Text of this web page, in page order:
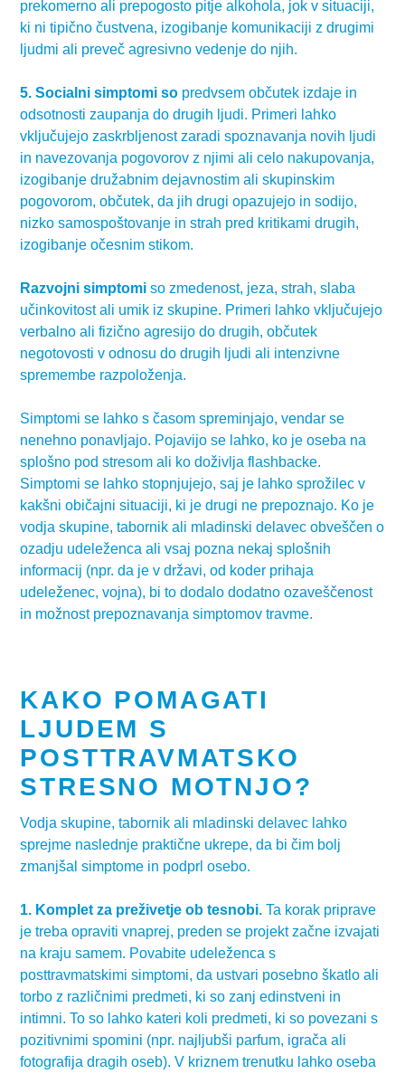
prekomerno ali prepogosto pitje alkohola, jok v situaciji,
ki ni tipično čustvena, izogibanje komunikaciji z drugimi
ljudmi ali preveč agresivno vedenje do njih.
5. Socialni simptomi so predvsem občutek izdaje in
odsotnosti zaupanja do drugih ljudi. Primeri lahko
vključujejo zaskrbljenost zaradi spoznavanja novih ljudi
in navezovanja pogovorov z njimi ali celo nakupovanja,
izogibanje družabnim dejavnostim ali skupinskim
pogovorom, občutek, da jih drugi opazujejo in sodijo,
nizko samospoštovanje in strah pred kritikami drugih,
izogibanje očesnim stikom.
Razvojni simptomi so zmedenost, jeza, strah, slaba
učinkovitost ali umik iz skupine. Primeri lahko vključujejo
verbalno ali fizično agresijo do drugih, občutek
negotovosti v odnosu do drugih ljudi ali intenzivne
spremembe razpoloženja.
Simptomi se lahko s časom spreminjajo, vendar se
nenehno ponavljajo. Pojavijo se lahko, ko je oseba na
splošno pod stresom ali ko doživlja flashbacke.
Simptomi se lahko stopnjujejo, saj je lahko sprožilec v
kakšni običajni situaciji, ki je drugi ne prepoznajo. Ko je
vodja skupine, tabornik ali mladinski delavec obveščen o
ozadju udeleženca ali vsaj pozna nekaj splošnih
informacij (npr. da je v državi, od koder prihaja
udeleženec, vojna), bi to dodalo dodatno ozaveščenost
in možnost prepoznavanja simptomov travme.
KAKO POMAGATI
LJUDEM S
POSTTRAVMATSKO
STRESNO MOTNJO?
Vodja skupine, tabornik ali mladinski delavec lahko
sprejme naslednje praktične ukrepe, da bi čim bolj
zmanjšal simptome in podprl osebo.
1. Komplet za preživetje ob tesnobi.Ta korak priprave
je treba opraviti vnaprej, preden se projekt začne izvajati
na kraju samem. Povabite udeleženca s
posttravmatskimi simptomi, da ustvari posebno škatlo ali
torbo z različnimi predmeti, ki so zanj edinstveni in
intimni. To so lahko kateri koli predmeti, ki so povezani s
pozitivnimi spomini (npr. najljubši parfum, igrača ali
fotografija dragih oseb). V kriznem trenutku lahko oseba